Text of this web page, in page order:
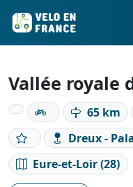
Vallée royale
65 km
Dreux -
Eure-et-Loir (28)